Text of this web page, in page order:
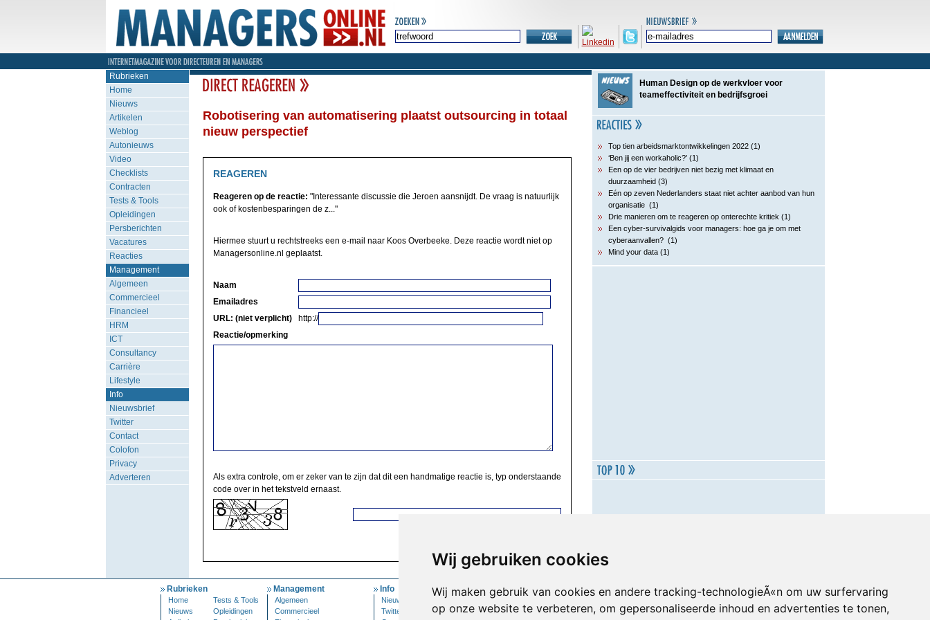
Wij gebruiken cookies
Wij maken gebruik van cookies en andere tracking-technologieÃ«n om uw surfervaring
op onze website te verbeteren, om gepersonaliseerde inhoud en advertenties te tonen,
Rubrieken
Home
Nieuws
Artikelen
Weblog
Autonieuws
Video
Checklists
Contracten
Tests & Tools
Opleidingen
Persberichten
Vacatures
Reacties
Management
Algemeen
Commercieel
Financieel
HRM
ICT
Consultancy
Carrière
Lifestyle
Info
Nieuwsbrief
Twitter
Contact
Colofon
Privacy
Adverteren
Robotisering van automatisering plaatst outsourcing in totaal
nieuw perspectief
REAGEREN
Reageren op de reactie: "Interessante discussie die Jeroen aansnijdt. De vraag is natuurlijk
ook of kostenbesparingen de z..."
Hiermee stuurt u rechtstreeks een e-mail naar Koos Overbeeke. Deze reactie wordt niet op
Managersonline.nl geplaatst.
Naam
Emailadres
URL: (niet verplicht)
http://
Reactie/opmerking
Als extra controle, om er zeker van te zijn dat dit een handmatige reactie is, typ onderstaande
code over in het tekstveld ernaast.
Human Design op de werkvloer voor
teameffectiviteit en bedrijfsgroei
Top tien arbeidsmarktontwikkelingen 2022 (1)
‘Ben jij een workaholic?’ (1)
Een op de vier bedrijven niet bezig met klimaat en
duurzaamheid (3)
Eén op zeven Nederlanders staat niet achter aanbod van hun
organisatie (1)
Drie manieren om te reageren op onterechte kritiek (1)
Een cyber-survivalgids voor managers: hoe ga je om met
cyberaanvallen? (1)
Mind your data (1)
Rubrieken
Home
Tests & Tools
Nieuws
Opleidingen
Management
Algemeen
Commercieel
Info
Nieuwsbrief
Twitter
Mijn Account
Inloggen